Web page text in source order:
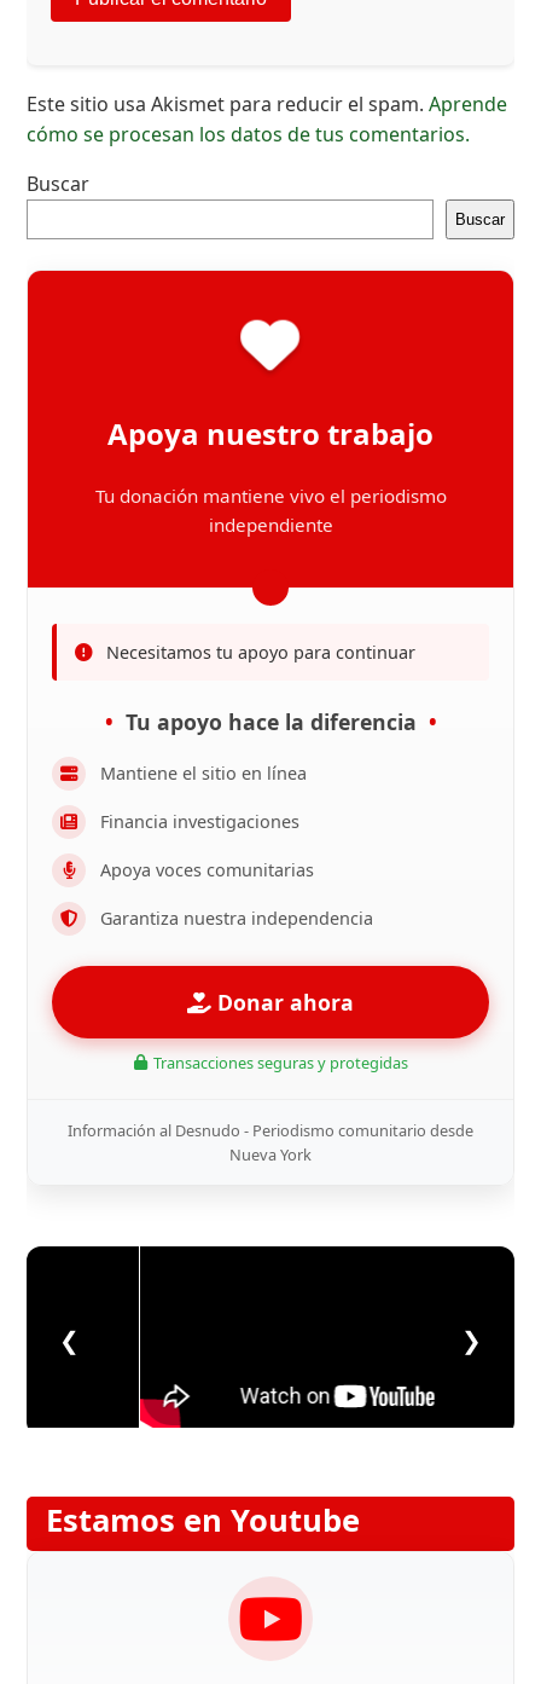
Este sitio usa Akismet para reducir el spam.Aprende
cómo se procesan los datos de tus comentarios.
Buscar
Buscar
Apoya nuestro trabajo
Tu donación mantiene vivo el periodismo
independiente
Necesitamos tu apoyo para continuar
Tu apoyo hace la diferencia
Mantiene el sitio en línea
Financia investigaciones
Apoya voces comunitarias
Garantiza nuestra independencia
Donar ahora
Transacciones seguras y protegidas
Información al Desnudo - Periodismo comunitario desde
Nueva York
❮ ❯
Estamos en Youtube